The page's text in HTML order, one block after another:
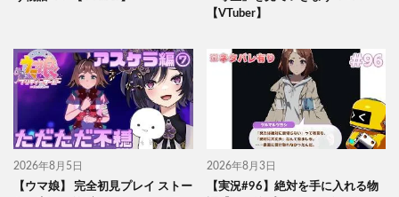
【VTuber】
2026年8月5日
【ウマ娘】 完全初見プレイ ストー
2026年8月3日
【実況#96】絶対を手に入れる物